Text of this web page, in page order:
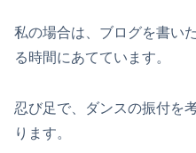
私の場合は、ブログを書い
る時間にあてています。
忍び足で、ダンスの振付を
ります。